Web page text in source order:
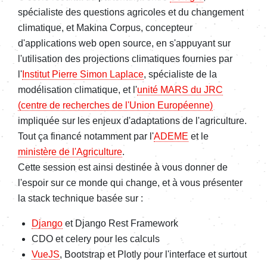
spécialiste des questions agricoles et du changement
climatique, et Makina Corpus, concepteur
d'applications web open source, en s'appuyant sur
l'utilisation des projections climatiques fournies par
l' Institut Pierre Simon Laplace, spécialiste de la
modélisation climatique, et l'unité MARS du JRC
(centre de recherches de l'Union Européenne)
impliquée sur les enjeux d'adaptations de l'agriculture.
Tout ça financé notamment par l'ADEME et le
ministère de l'Agriculture.
Cette session est ainsi destinée à vous donner de
l'espoir sur ce monde qui change, et à vous présenter
la stack technique basée sur :
Django et Django Rest Framework
CDO et celery pour les calculs
VueJS, Bootstrap et Plotly pour l'interface et surtout